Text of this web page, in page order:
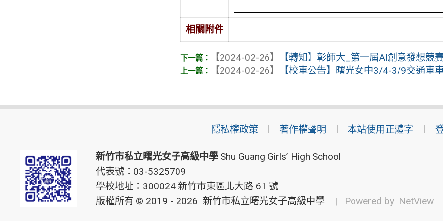
相關附件
【2024-02-26】
【轉知】彰師大_第一屆AI創意發想競
【2024-02-26】
【校車公告】曙光女中3/4-3/9交通車
隱私權政策 著作權聲明 本站使用正體字
新竹市私立曙光女子高級中學Shu Guang Girls’ High School
代表號：03-5325709
學校地址：300024 新竹市東區北大路 61 號
版權所有 © 2019 - 2026 新竹市私立曙光女子高級中學 | Powered by NetView